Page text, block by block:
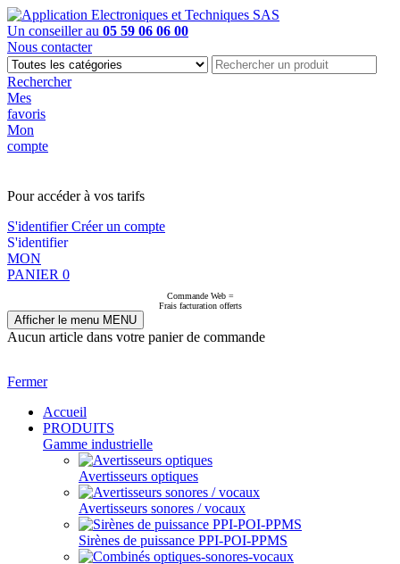
Un conseiller au 05 59 06 06 00
Nous contacter
Rechercher
Mes
favoris
Mon
compte
Pour accéder à vos tarifs
S'identifierCréer un compte
S'identifier
MON
PANIER 0
Commande Web =
Frais facturation offerts
Afficher le menu MENU
Aucun article dans votre panier de commande
Fermer
Accueil
PRODUITS
Gamme industrielle
Avertisseurs optiques
Avertisseurs sonores / vocaux
Sirènes de puissance PPI-POI-PPMS